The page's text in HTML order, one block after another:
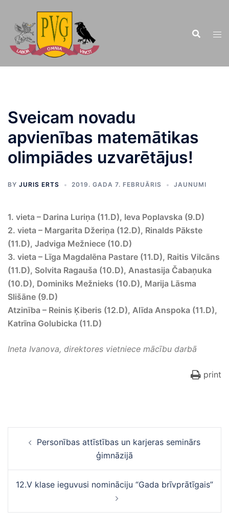
saturu
Sveicam novadu
apvienības matemātikas
olimpiādes uzvarētājus!
BY JURIS ERTS 2019. GADA 7. FEBRUĀRIS JAUNUMI
1. vieta – Darina Luriņa (11.D), Ieva Poplavska (9.D)
2. vieta – Margarita Džeriņa (12.D), Rinalds Pākste
(11.D), Jadviga Mežniece (10.D)
3. vieta – Līga Magdalēna Pastare (11.D), Raitis Vilcāns
(11.D), Solvita Ragauša (10.D), Anastasija Čabaņuka
(10.D), Dominiks Mežnieks (10.D), Marija Lāsma
Slišāne (9.D)
Atzinība – Reinis Ķiberis (12.D), Alīda Anspoka (11.D),
Katrīna Golubicka (11.D)
Ineta Ivanova, direktores vietniece mācību darbā
print
navigācija
Personības attīstības un karjeras seminārs
ģimnāzijā
12.V klase ieguvusi nomināciju “Gada brīvprātīgais”